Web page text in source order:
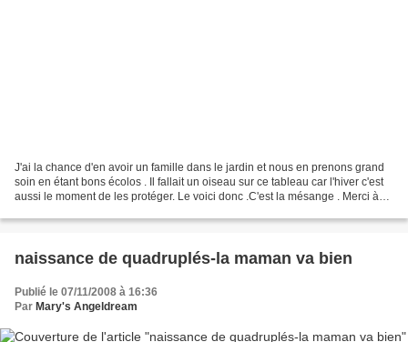
J'ai la chance d'en avoir un famille dans le jardin et nous en prenons grand
soin en étant bons écolos . Il fallait un oiseau sur ce tableau car l'hiver c'est
aussi le moment de les protéger. Le voici donc .C'est la mésange . Merci à
naissance de quadruplés-la maman va bien
Publié le 07/11/2008 à 16:36
Par Mary's Angeldream